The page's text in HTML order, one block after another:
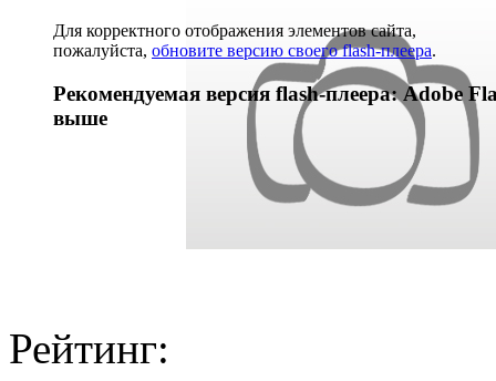
Для корректного отображения элементов сайта,
пожалуйста, обновите версию своего flash-плеера.
Рекомендуемая версия flash-плеера: Adobe
выше
Рейтинг: